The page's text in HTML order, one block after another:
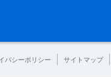
バシーポリシー サイトマップ